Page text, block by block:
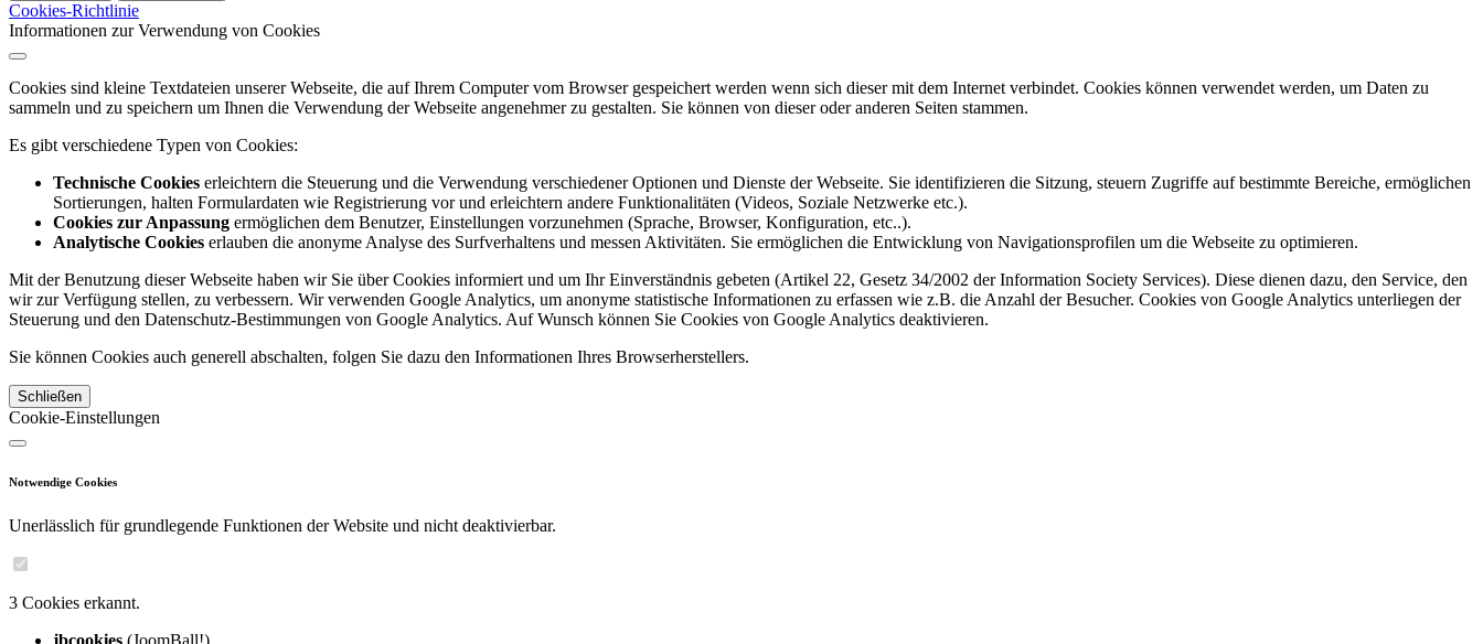
Cookies-Richtlinie
Informationen zur Verwendung von Cookies
Cookies sind kleine Textdateien unserer Webseite, die auf Ihrem Computer vom Browser gespeichert werden wenn sich dieser mit dem Internet verbindet. Cookies können verwendet werden, um Daten zu
sammeln und zu speichern um Ihnen die Verwendung der Webseite angenehmer zu gestalten. Sie können von dieser oder anderen Seiten stammen.
Es gibt verschiedene Typen von Cookies:
Technische Cookies erleichtern die Steuerung und die Verwendung verschiedener Optionen und Dienste der Webseite. Sie identifizieren die Sitzung, steuern Zugriffe auf bestimmte Bereiche, ermöglichen
Sortierungen, halten Formulardaten wie Registrierung vor und erleichtern andere Funktionalitäten (Videos, Soziale Netzwerke etc.).
Cookies zur Anpassung ermöglichen dem Benutzer, Einstellungen vorzunehmen (Sprache, Browser, Konfiguration, etc..).
Analytische Cookies erlauben die anonyme Analyse des Surfverhaltens und messen Aktivitäten. Sie ermöglichen die Entwicklung von Navigationsprofilen um die Webseite zu optimieren.
Mit der Benutzung dieser Webseite haben wir Sie über Cookies informiert und um Ihr Einverständnis gebeten (Artikel 22, Gesetz 34/2002 der Information Society Services). Diese dienen dazu, den Service, den
wir zur Verfügung stellen, zu verbessern. Wir verwenden Google Analytics, um anonyme statistische Informationen zu erfassen wie z.B. die Anzahl der Besucher. Cookies von Google Analytics unterliegen der
Steuerung und den Datenschutz-Bestimmungen von Google Analytics. Auf Wunsch können Sie Cookies von Google Analytics deaktivieren.
Sie können Cookies auch generell abschalten, folgen Sie dazu den Informationen Ihres Browserherstellers.
Schließen
Cookie-Einstellungen
Notwendige Cookies
Unerlässlich für grundlegende Funktionen der Website und nicht deaktivierbar.
3 Cookies erkannt.